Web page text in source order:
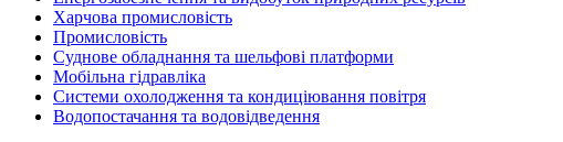
Харчова промисловість
Промисловість
Суднове обладнання та шельфові платформи
Мобільна гідравліка
Системи охолодження та кондиціювання повітря
Водопостачання та водовідведення